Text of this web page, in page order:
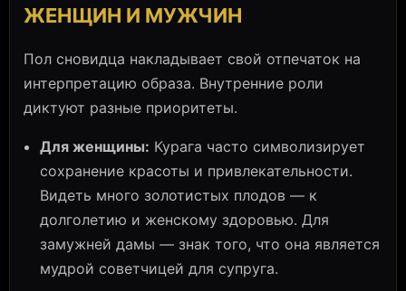
ЖЕНЩИН И МУЖЧИН
Пол сновидца накладывает свой отпечаток на
интерпретацию образа. Внутренние роли
диктуют разные приоритеты.
Для женщины: Курага часто символизирует
сохранение красоты и привлекательности.
Видеть много золотистых плодов — к
долголетию и женскому здоровью. Для
замужней дамы — знак того, что она является
мудрой советчицей для супруга.